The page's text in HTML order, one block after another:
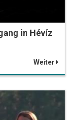
in Hévíz
Weiter